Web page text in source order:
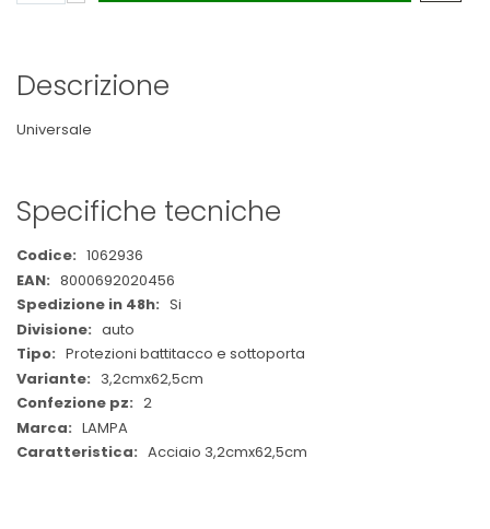
Descrizione
Universale
Specifiche tecniche
Maggiori
Informazioni
1062936
8000692020456
Si
auto
Protezioni battitacco e sottoporta
3,2cmx62,5cm
2
LAMPA
Acciaio 3,2cmx62,5cm